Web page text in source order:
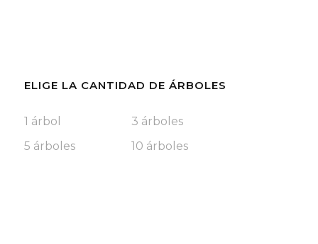
ELIGE LA CANTIDAD DE ÁRBOLES
1 árbol
3 árboles
5 árboles
10 árboles